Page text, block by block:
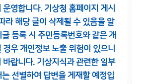
운영합니다. 기상청 홈페이지 게시
라 해당 글이 삭제될 수 있음을 알
글 등록 시 주민등록번호와 같은 개
우 개인정보 노출 위험이 있으니
바랍니다. 기상지식과 관련한 일부
선별하여 답변을 게재할 예정입